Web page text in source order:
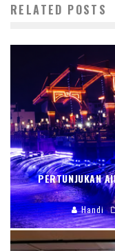
RELATED POSTS
PERTUNJUKAN
Handi